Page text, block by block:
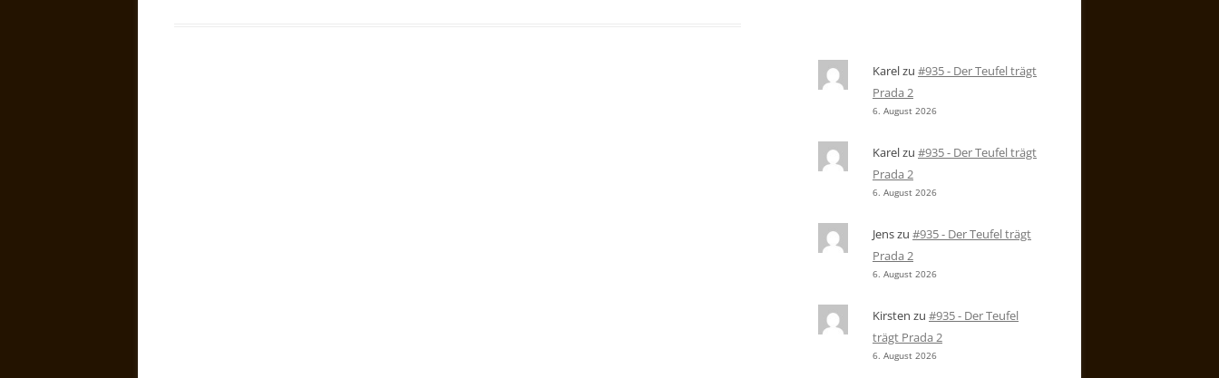
Karelzu #935 - Der Teufel trägt
Prada 2
6. August 2026
Karelzu #935 - Der Teufel trägt
Prada 2
6. August 2026
Jenszu #935 - Der Teufel trägt
Prada 2
6. August 2026
Kirsten zu #935 - Der Teufel
trägt Prada 2
6. August 2026